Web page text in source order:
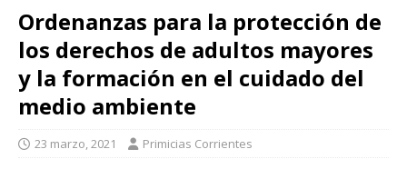
Ordenanzas para la protección de
los derechos de adultos mayores
y la formación en el cuidado del
medio ambiente
23 marzo, 2021 Primicias Corrientes